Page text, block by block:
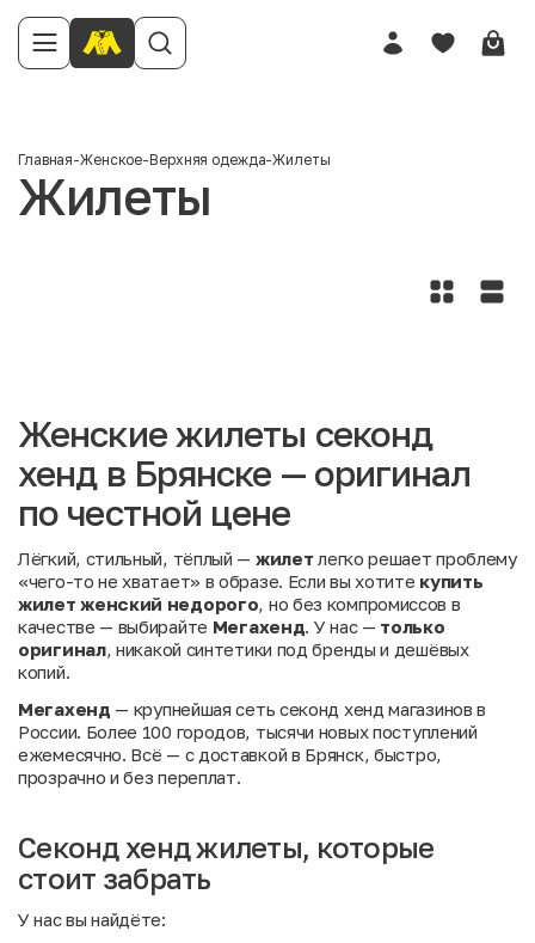
Главная-Женское-Верхняя одежда-Жилеты
Жилеты
Женские жилеты секонд
хенд в Брянске — оригинал
по честной цене
Лёгкий, стильный, тёплый — жилет легко решает проблему
«чего-то не хватает» в образе. Если вы хотите купить
жилет женский недорого, но без компромиссов в
качестве — выбирайте Мегахенд. У нас — только
оригинал, никакой синтетики под бренды и дешёвых
копий.
Мегахенд — крупнейшая сеть секонд хенд магазинов в
России. Более 100 городов, тысячи новых поступлений
ежемесячно. Всё — с доставкой в Брянск, быстро,
прозрачно и без переплат.
Секонд хенд жилеты, которые
стоит забрать
У нас вы найдёте: